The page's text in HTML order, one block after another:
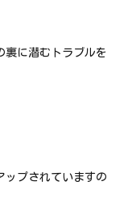
裏に潜むトラブルを
ップされていますの